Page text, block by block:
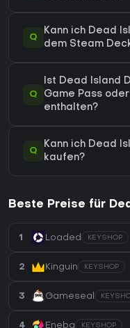
Q
Kann ich Dead
dem Steam
Q
Ist Dead Island
Game Pass
enthalten?
Q
Kann ich Dead
kaufen?
Beste Preise für
1 Loaded KEYSHOP
2 Kinguin KEYSHOP
3 Gameseal
4 Eneba KEYSHOP